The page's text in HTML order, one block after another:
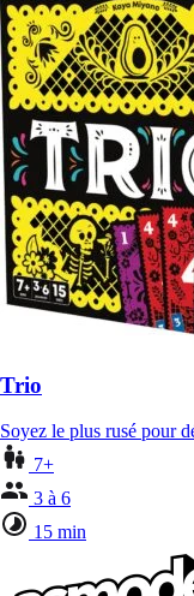
Trio
Soyez le plus rusé pour
7+
3 à 6
15 min